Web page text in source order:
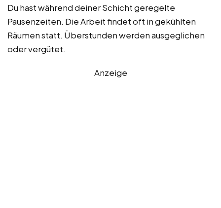
Du hast während deiner Schicht geregelte
Pausenzeiten. Die Arbeit findet oft in gekühlten
Räumen statt. Überstunden werden ausgeglichen
oder vergütet.
Anzeige